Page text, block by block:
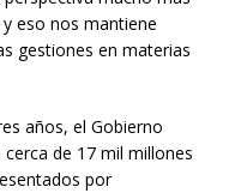
eso nos mantiene
gestiones en materias
años, el Gobierno
de 17 mil millones
por